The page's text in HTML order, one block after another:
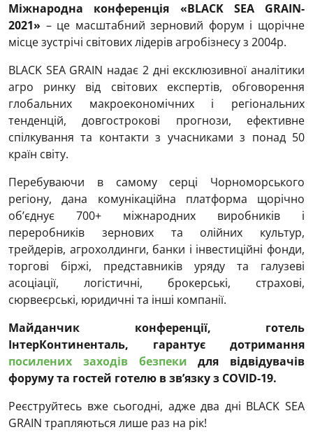
Міжнародна конференція «BLACK SEA GRAIN-
2021» – це масштабний зерновий форум і щорічне
місце зустрічі світових лідерів агробізнесу з 2004р.
BLACK SEA GRAIN надає 2 дні ексклюзивної аналітики
агро ринку від світових експертів, обговорення
глобальних макроекономічних і регіональних
тенденцій, довгострокові прогнози, ефективне
спілкування та контакти з учасниками з понад 50
країн світу.
Перебуваючи в самому серці Чорноморського
регіону, дана комунікаційна платформа щорічно
об’єднує 700+ міжнародних виробників і
переробників зернових та олійних культур,
трейдерів, агрохолдинги, банки і інвестиційні фонди,
торгові біржі, представників уряду та галузеві
асоціації, логістичні, брокерські, страхові,
сюрвеєрські, юридичні та інші компанії.
Майданчик конференції, готель
ІнтерКонтиненталь, гарантує дотримання
посилених заходів безпеки для відвідувачів
форуму та гостей готелю в зв’язку з COVID-19.
Реєструйтесь вже сьогодні, адже два дні BLACK SEA
GRAIN трапляються лише раз на рік!